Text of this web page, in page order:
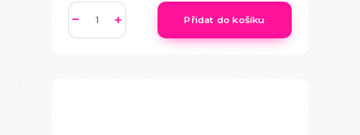
Přidat do košíku